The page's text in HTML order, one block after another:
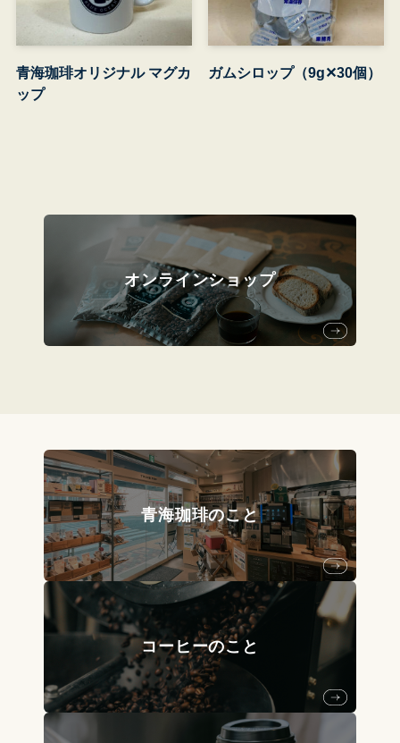
青海珈琲オリジナル マグカ
ップ
ガムシロップ（9g✕30個）
オンラインショップ
青海珈琲のこと
コーヒーのこと